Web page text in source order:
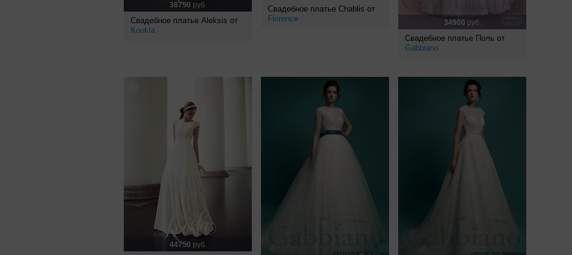
38750 руб.
Свадебное платье Aleksis от
Kookla
Свадебное платье Chablis от
Florence
34900 руб.
Свадебное платье Поль от
Gabbiano
44750 руб.